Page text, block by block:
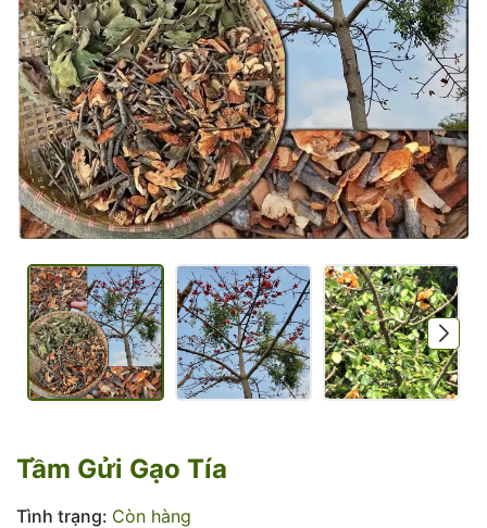
Tầm Gửi Gạo Tía
Tình trạng: Còn hàng
Mã giảm giá:
Ngày hết hạn:
Điều kiện: